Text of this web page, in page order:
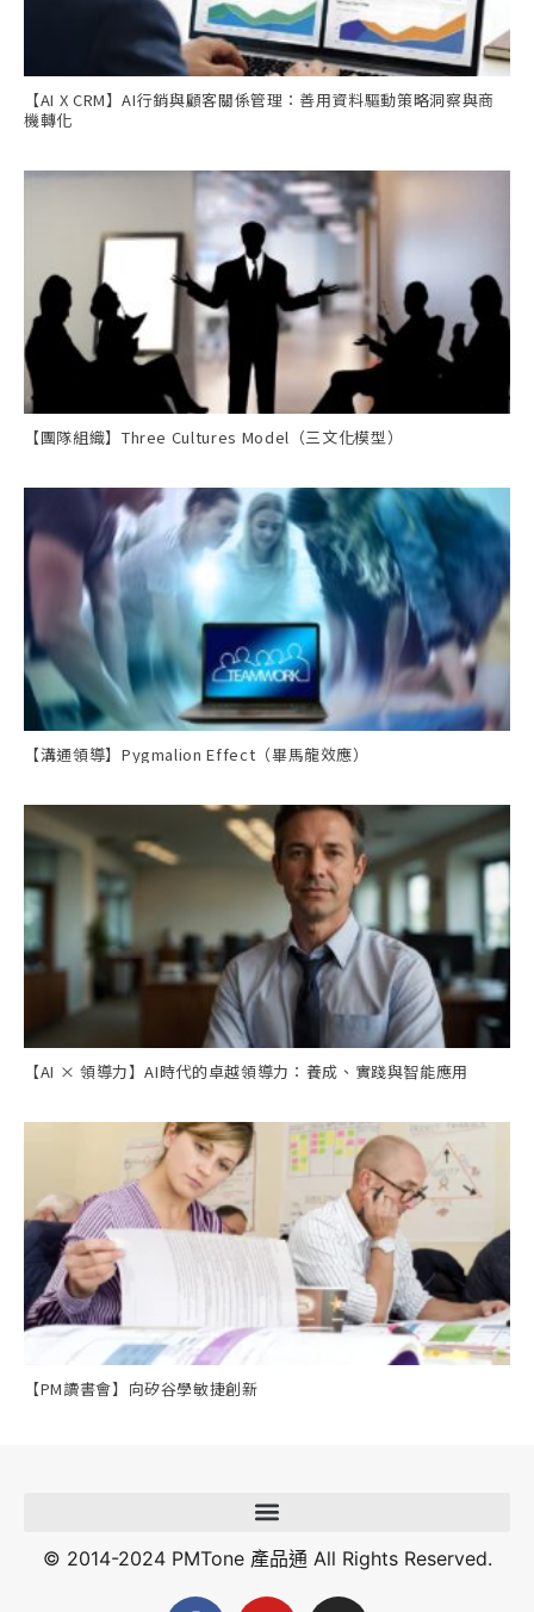
【AI X CRM】AI行銷與顧客關係管理：善用資料驅動策略洞察與商
機轉化
【團隊組織】Three Cultures Model（三文化模型）
【溝通領導】Pygmalion Effect（畢馬龍效應）
【AI × 領導力】AI時代的卓越領導力：養成、實踐與智能應用
【PM讀書會】向矽谷學敏捷創新
© 2014-2024 PMTone 產品通 All Rights Reserved.